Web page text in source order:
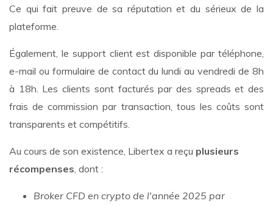
Ce qui fait preuve de sa réputation et du sérieux de la
plateforme.
Également, le support client est disponible par téléphone,
e-mail ou formulaire de contact du lundi au vendredi de 8h
à 18h. Les clients sont facturés par des spreads et des
frais de commission par transaction, tous les coûts sont
transparents et compétitifs.
Au cours de son existence, Libertex a reçu plusieurs
récompenses , dont :
Broker CFD en crypto de l'année 2025 par